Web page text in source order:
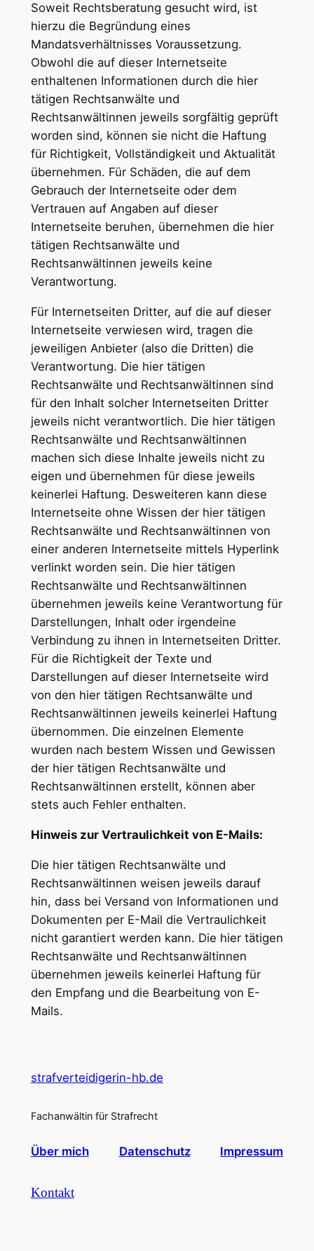
Soweit Rechtsberatung gesucht wird, ist
hierzu die Begründung eines
Mandatsverhältnisses Voraussetzung.
Obwohl die auf dieser Internetseite
enthaltenen Informationen durch die hier
tätigen Rechtsanwälte und
Rechtsanwältinnen jeweils sorgfältig geprüft
worden sind, können sie nicht die Haftung
für Richtigkeit, Vollständigkeit und Aktualität
übernehmen. Für Schäden, die auf dem
Gebrauch der Internetseite oder dem
Vertrauen auf Angaben auf dieser
Internetseite beruhen, übernehmen die hier
tätigen Rechtsanwälte und
Rechtsanwältinnen jeweils keine
Verantwortung.
Für Internetseiten Dritter, auf die auf dieser
Internetseite verwiesen wird, tragen die
jeweiligen Anbieter (also die Dritten) die
Verantwortung. Die hier tätigen
Rechtsanwälte und Rechtsanwältinnen sind
für den Inhalt solcher Internetseiten Dritter
jeweils nicht verantwortlich. Die hier tätigen
Rechtsanwälte und Rechtsanwältinnen
machen sich diese Inhalte jeweils nicht zu
eigen und übernehmen für diese jeweils
keinerlei Haftung. Desweiteren kann diese
Internetseite ohne Wissen der hier tätigen
Rechtsanwälte und Rechtsanwältinnen von
einer anderen Internetseite mittels Hyperlink
verlinkt worden sein. Die hier tätigen
Rechtsanwälte und Rechtsanwältinnen
übernehmen jeweils keine Verantwortung für
Darstellungen, Inhalt oder irgendeine
Verbindung zu ihnen in Internetseiten Dritter.
Für die Richtigkeit der Texte und
Darstellungen auf dieser Internetseite wird
von den hier tätigen Rechtsanwälte und
Rechtsanwältinnen jeweils keinerlei Haftung
übernommen. Die einzelnen Elemente
wurden nach bestem Wissen und Gewissen
der hier tätigen Rechtsanwälte und
Rechtsanwältinnen erstellt, können aber
stets auch Fehler enthalten.
Hinweis zur Vertraulichkeit von E-Mails:
Die hier tätigen Rechtsanwälte und
Rechtsanwältinnen weisen jeweils darauf
hin, dass bei Versand von Informationen und
Dokumenten per E-Mail die Vertraulichkeit
nicht garantiert werden kann. Die hier tätigen
Rechtsanwälte und Rechtsanwältinnen
übernehmen jeweils keinerlei Haftung für
den Empfang und die Bearbeitung von E-
Mails.
strafverteidigerin-hb.de
Fachanwältin für Strafrecht
Über mich Datenschutz Impressum
Kontakt